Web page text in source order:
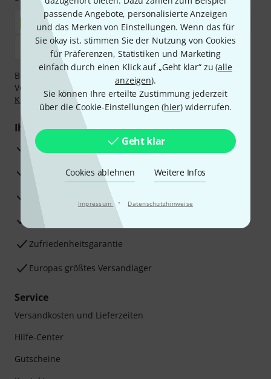
passende Angebote, personalisierte Anzeigen
und das Merken von Einstellungen. Wenn das für
Sie okay ist, stimmen Sie der Nutzung von Cookies
für Präferenzen, Statistiken und Marketing
einfach durch einen Klick auf „Geht klar“ zu (alle
anzeigen).
Sie können Ihre erteilte Zustimmung jederzeit
über die Cookie-Einstellungen (hier) widerrufen.
Geht klar
Cookies ablehnen Weitere Infos
Impressum · Datenschutzhinweise
Bezahlen Sie vertraulich und sicher per Nachnahme,
Vorkasse, PayPal, Amazon Pay,Klarna Sofort bezahlen
Klarna Ratenzahlungoder Kreditkarte.
Ihre Vorteile
3 Jahre Thomann Garantie
30 Tage Money-Back-Garantie
Beratung durch Fachexperten
Zufriedenheitsgarantie
Europas größtes Versandlager
Service
Versandkosten und Lieferzeiten
Hilfe-Center
Gutscheine